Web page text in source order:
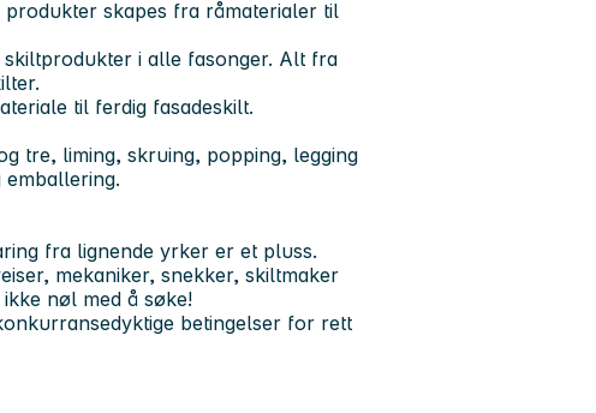
skapes fra råmaterialer til
i alle fasonger. Alt fra
til ferdig fasadeskilt.
tre, liming, skruing, popping, legging
fra lignende yrker er et pluss.
mekaniker, snekker, skiltmaker
nøl med å søke!
betingelser for rett